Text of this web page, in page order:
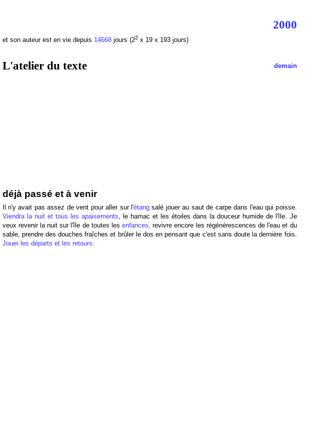
2000
et son auteur est en vie depuis 14668jours (22x 19 x 193 jours)
L'atelier du texte demain
déjà passé et à venir
Il n'y avait pas assez de vent pour aller sur l'étang salé jouer au saut de carpe dans l'eau qui poisse.
Viendra la nuit et tous les apaisements, le hamac et les étoiles dans la douceur humide de l'île. Je
veux revenir la nuit sur l'île de toutes lesenfances, revivre encore les régénérescences de l'eau et du
sable, prendre des douches fraîches et brûler le dos en pensant que c'est sans doute la dernière fois.
Jouer les départs et les retours.